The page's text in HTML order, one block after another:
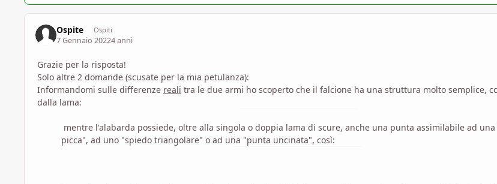
Ospite Ospiti
7 Gennaio 20224 anni
Grazie per la risposta!
Solo altre 2 domande (scusate per la mia petulanza):
Informandomi sulle differenze reali tra le due armi ho scoperto che il falcione ha una struttura molto semplice,
dalla lama:
mentre l'alabarda possiede, oltre alla singola o doppia lama di scure, anche una punta assimilabile ad
picca", ad uno "spiedo triangolare" o ad una "punta uncinata", così: